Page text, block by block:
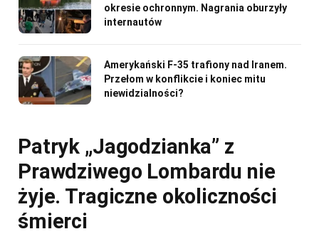
okresie ochronnym. Nagrania oburzyły
internautów
Amerykański F-35 trafiony nad Iranem.
Przełom w konflikcie i koniec mitu
niewidzialności?
Patryk „Jagodzianka” z
Prawdziwego Lombardu nie
żyje. Tragiczne okoliczności
śmierci